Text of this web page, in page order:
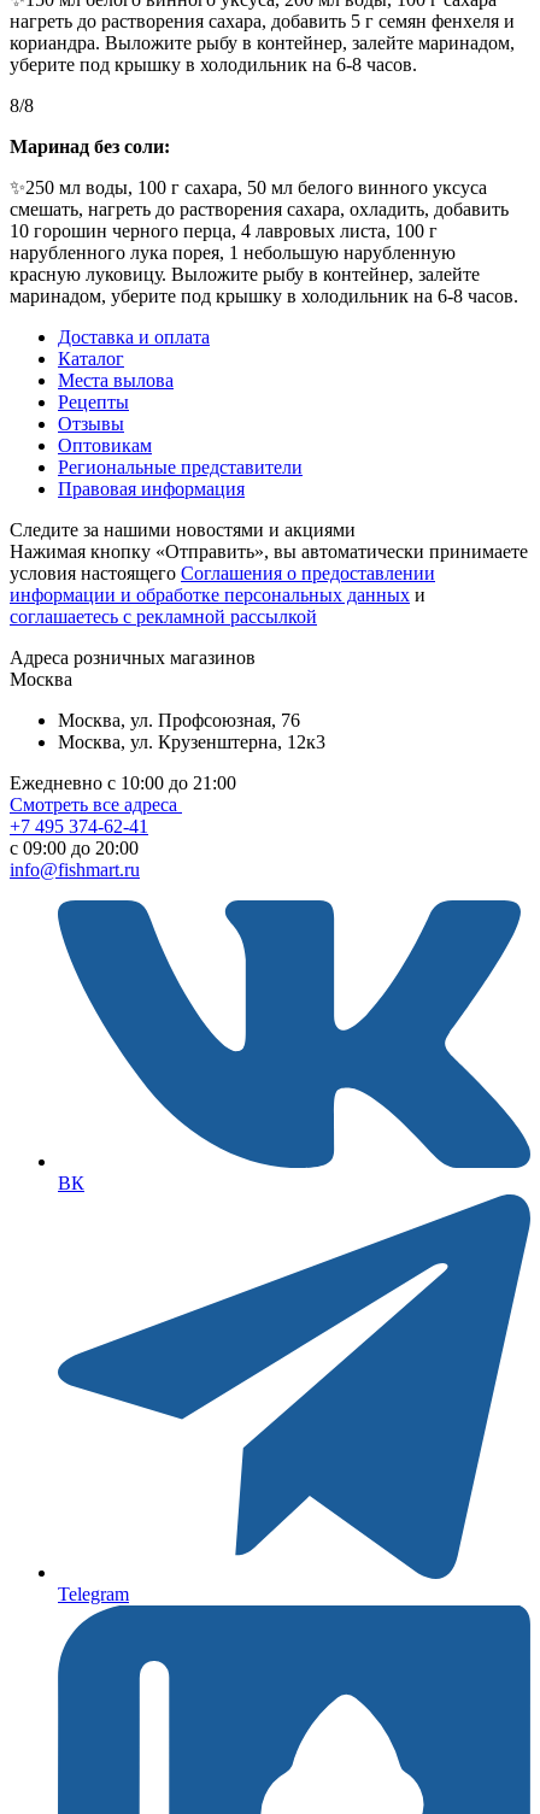
нагреть до растворения сахара, добавить 5 г семян фенхеля и
кориандра. Выложите рыбу в контейнер, залейте маринадом,
уберите под крышку в холодильник на 6-8 часов.
8/8
Маринад без соли:
✨250 мл воды, 100 г сахара, 50 мл белого винного уксуса
смешать, нагреть до растворения сахара, охладить, добавить
10 горошин черного перца, 4 лавровых листа, 100 г
нарубленного лука порея, 1 небольшую нарубленную
красную луковицу. Выложите рыбу в контейнер, залейте
маринадом, уберите под крышку в холодильник на 6-8 часов.
Доставка и оплата
Каталог
Места вылова
Рецепты
Отзывы
Оптовикам
Региональные представители
Правовая информация
Следите за нашими новостями и акциями
Нажимая кнопку «Отправить», вы автоматически принимаете
условия настоящего Cоглашения о предоставлении
информации и обработке персональных данных и
соглашаетесь с рекламной рассылкой
Aдреса розничных магазинов
Москва
Москва, ул. Профсоюзная, 76
Москва, ул. Крузенштерна, 12к3
Ежедневно с 10:00 до 21:00
Смотреть все адреса
+7 495 374-62-41
c 09:00 до 20:00
info@fishmart.ru
ВК
Telegram